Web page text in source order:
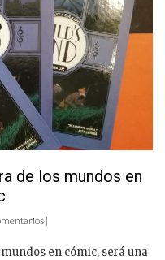
de los mundos en
|
en cómic, será una